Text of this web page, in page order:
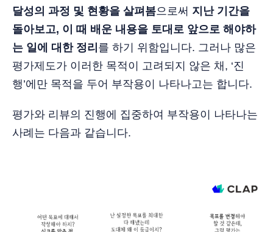
달성의 과정 및 현황을 살펴봄으로써 지난 기간을
돌아보고, 이 때 배운 내용을 토대로 앞으로 해야하
는 일에 대한 정리 를 하기 위함입니다. 그러나 많은
평가제도가 이러한 목적이 고려되지 않은 채, ‘진
행’에만 목적을 두어 부작용이 나타나고는 합니다.
평가와 리뷰의 진행에 집중하여 부작용이 나타나는
사례는 다음과 같습니다.